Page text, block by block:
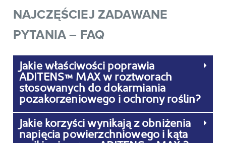
NAJCZĘŚCIEJ ZADAWANE
PYTANIA – FAQ
Jakie właściwości poprawia
ADITENS™ MAX w roztworach
stosowanych do dokarmiania
pozakorzeniowego i ochrony roślin?
Jakie korzyści wynikają z obniżenia
napięcia powierzchniowego i kąta